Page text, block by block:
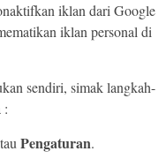
iklan dari Google
iklan personal di
sendiri, simak langkah-
:
Pengaturan.